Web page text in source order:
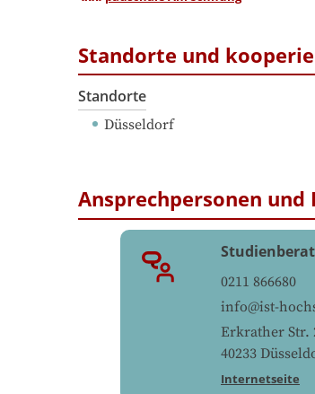
Standorte und
Standorte
Düsseldorf
Ansprechpersonen
0211 866680
info@ist-
Erkrather Str.
40233
Internetseite